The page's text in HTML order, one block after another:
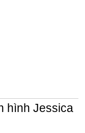
hình Jessica